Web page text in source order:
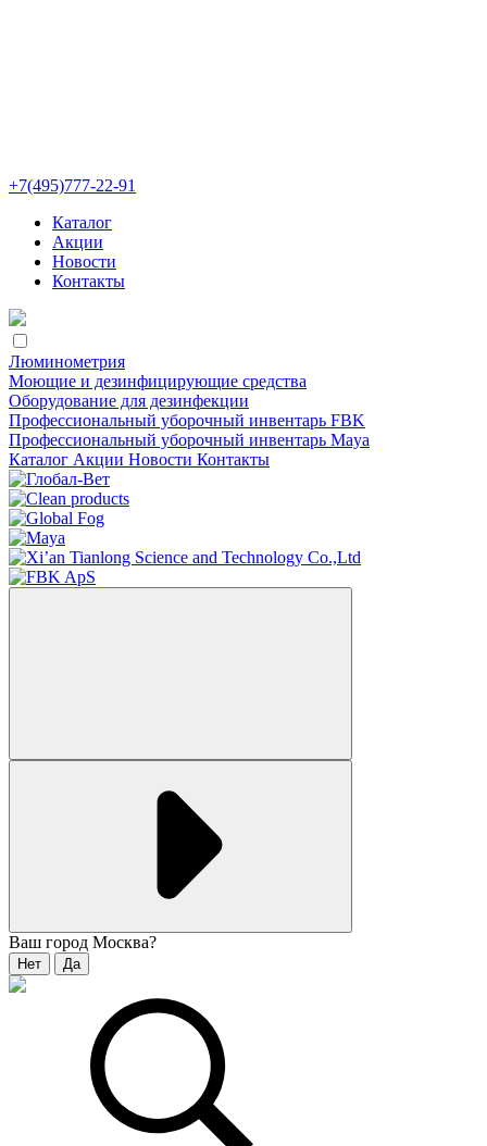
+7(495)777-22-91
Каталог
Акции
Новости
Контакты
Люминометрия
Моющие и дезинфицирующие средства
Оборудование для дезинфекции
Профессиональный уборочный инвентарь FBK
Профессиональный уборочный инвентарь Maya
Каталог Акции Новости Контакты
Ваш город Москва?
Нет Да